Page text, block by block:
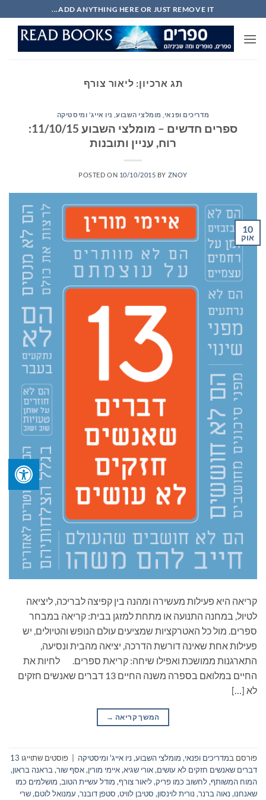
to
content
ADD ANYTHING HERE OR JUST REMOVE IT...
תג ארכיון: ליאור צורף
מדריכים ופנאי מומלצי השבוע, ניו אייג' ומיסטיקה
ספרים חדשים – מומלצי השבוע 11/10/15:
רוח, עניין ותובנות
POSTED ON 10/10/2015 BY ZNOY
10
אוק
קריאה היא פעילות מעשירה ומהנה בין קפיצה לבריכה, ליציאה
לטיול, במחנה התנועה או מתחת למזגן בבית: קריאה במבחר
ספרים. מול כל האטרקציות שמציעים עולם הנופש והטיולים, יש
פעילות אחת שאינה דורשת הדרכה, יציאה מהבית ונסיעה,
התארגנות ממושכת ואפילו שיחה: קריאת ספרים. לחיות את
החיים במלואם בספרה משנה החיים 13 דברים שאנשים חזקים
לא […]
המשך קריאה →
פורסם במדריכים ופנאי, מומלצי השבוע, ניו אייג' ומיסטיקה פוסטים שתוייגו 13
דברים שאנשים חזקים לא עושים,אורי שגיא,איימי מורין,אסף שור,בראנה בראון,
המוח המשותף,לחשוב כמו פריק,ליאור צורף, מודל עשיית הטוב, מושלמים כמו
שאנחנו, נאוה ברנר, נורית לוינסון, סטיבן לוויט, סטפן דובנר, עמנואל לוטם,שרי